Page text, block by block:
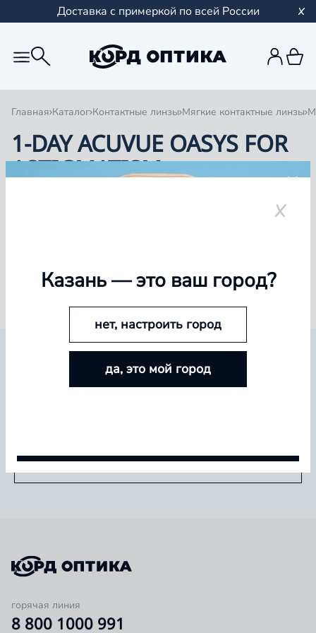
Доставка с примеркой по всей России
Главная Каталог Контактные линзы Мягкие контактные линзы
1-DAY ACUVUE OASYS FOR
ASTIGMATISM
горячая линия
8 800 1000 991
БУДЬТЕ В КУРСЕ ВСЕХ НОВИНОК И
Подписаться
БОЛЬШЕ ЛИНЗ — БОЛЬШЕ СКИДКА
Покупайте контактные линзы Airway и увеличивайте
размер скидки — от 5% до 15%
Казань— это ваш город?
нет, настроить город
да, это мой город